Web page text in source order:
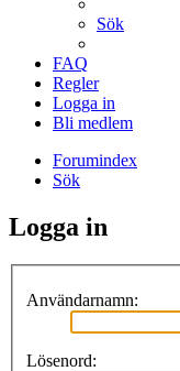
Sök
FAQ
Regler
Logga in
Bli medlem
Forumindex
Sök
Logga in
Användarnamn:
Lösenord: